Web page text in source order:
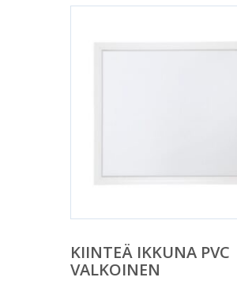
KIINTEÄ IKKUNA PVC
VALKOINEN